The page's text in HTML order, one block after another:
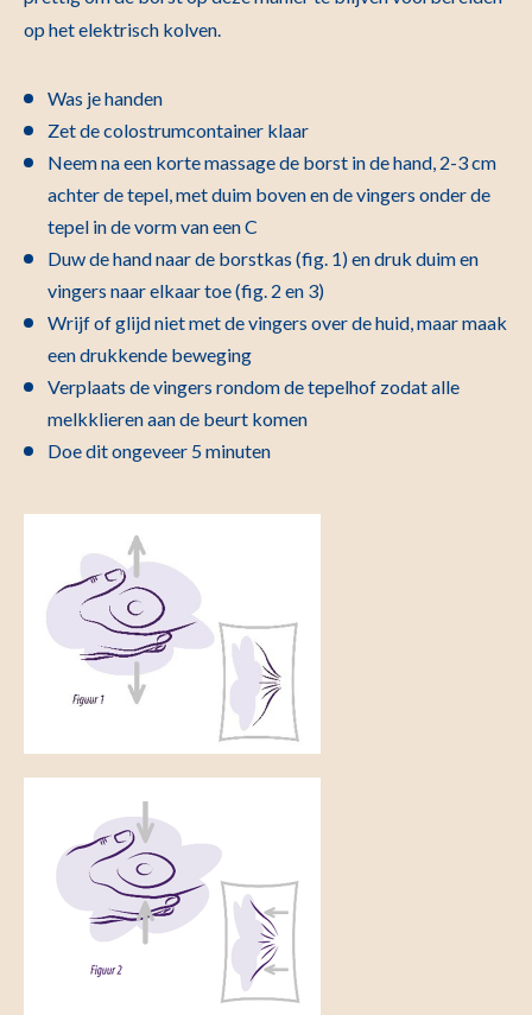
op het elektrisch kolven.
Was je handen
Zet de colostrumcontainer klaar
Neem na een korte massage de borst in de hand, 2-3 cm
achter de tepel, met duim boven en de vingers onder de
tepel in de vorm van een C
Duw de hand naar de borstkas (fig. 1) en druk duim en
vingers naar elkaar toe (fig. 2 en 3)
Wrijf of glijd niet met de vingers over de huid, maar maak
een drukkende beweging
Verplaats de vingers rondom de tepelhof zodat alle
melkklieren aan de beurt komen
Doe dit ongeveer 5 minuten